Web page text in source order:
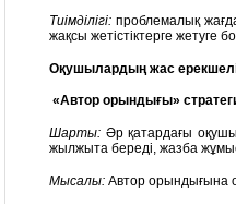
Тиімділігі: проблемалық
жақсы жетістіктерге жетуге
Оқушылардың жас
«Автор орындығы»
Шарты: Әр қатардағы
жылжыта береді, жазба
Мысалы: Автор орындығына